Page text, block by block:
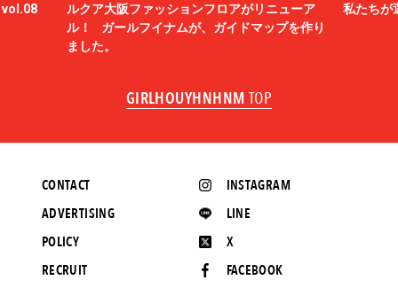
vol.08
ルクア大阪ファッションフロアがリニューア
ル！ ガールフイナムが、ガイドマップを作り
ました。
私たちが
GIRLHOUYHNHNM TOP
INSTAGRAM
LINE
X
FACEBOOK
CONTACT
ADVERTISING
POLICY
RECRUIT